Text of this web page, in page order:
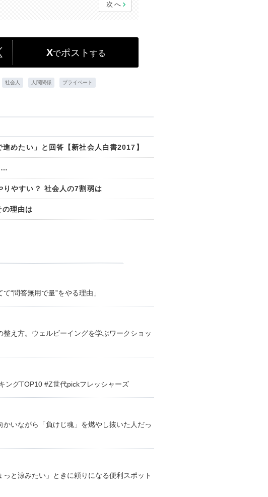
次へ
Xでポスト する
社会人 人間関係 プライベート
めたい」と回答【新社会人白書2017】
やすい？ 社会人の7割弱は
理由は
“問答無用で量”をやる理由」
え方。ウェルビーイングを学ぶワークショッ
ングTOP10 #Z世代pickフレッシャーズ
いながら「負けじ魂」を燃やし抜いた人だっ
と涼みたい」ときに頼りになる便利スポット